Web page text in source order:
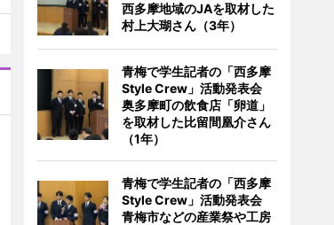
西多摩地域のJAを取材した
村上大瑚さん（3年）
青梅で学生記者の「西多摩
Style Crew」活動発表会
奥多摩町の飲食店「卵道」
を取材した比留間凰介さん
（1年）
青梅で学生記者の「西多摩
Style Crew」活動発表会
青梅市などの産業祭や工房